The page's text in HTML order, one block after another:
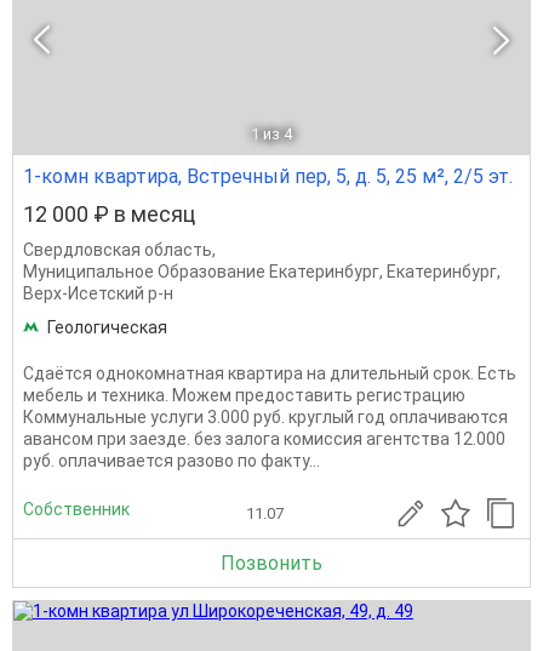
1 из 4
1-комн квартира, Встречный пер, 5, д. 5, 25 м², 2/5 эт.
12 000 ₽ в месяц
Свердловская область,
Муниципальное Образование Екатеринбург, Екатеринбург,
Верх-Исетский р-н
Геологическая
Сдаётся однокомнатная квартира на длительный срок. Есть
мебель и техника. Можем предоставить регистрацию
Коммунальные услуги 3.000 руб. круглый год оплачиваются
авансом при заезде. без залога комиссия агентства 12.000
руб. оплачивается разово по факту...
Собственник 11.07
Позвонить